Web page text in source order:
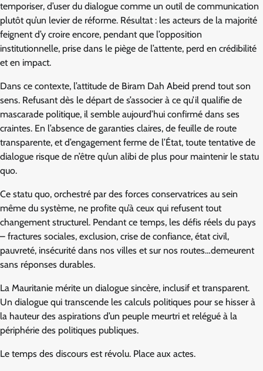
temporiser, d’user du dialogue comme un outil de communication
plutôt qu’un levier de réforme. Résultat : les acteurs de la majorité
feignent d’y croire encore, pendant que l’opposition
institutionnelle, prise dans le piège de l’attente, perd en crédibilité
et en impact.
Dans ce contexte, l’attitude de Biram Dah Abeid prend tout son
sens. Refusant dès le départ de s’associer à ce qu’il qualifie de
mascarade politique, il semble aujourd’hui confirmé dans ses
craintes. En l’absence de garanties claires, de feuille de route
transparente, et d’engagement ferme de l’État, toute tentative de
dialogue risque de n’être qu’un alibi de plus pour maintenir le statu
quo.
Ce statu quo, orchestré par des forces conservatrices au sein
même du système, ne profite qu’à ceux qui refusent tout
changement structurel. Pendant ce temps, les défis réels du pays
– fractures sociales, exclusion, crise de confiance, état civil,
pauvreté, insécurité dans nos villes et sur nos routes…demeurent
sans réponses durables.
La Mauritanie mérite un dialogue sincère, inclusif et transparent.
Un dialogue qui transcende les calculs politiques pour se hisser à
la hauteur des aspirations d’un peuple meurtri et relégué à la
périphérie des politiques publiques.
Le temps des discours est révolu. Place aux actes.